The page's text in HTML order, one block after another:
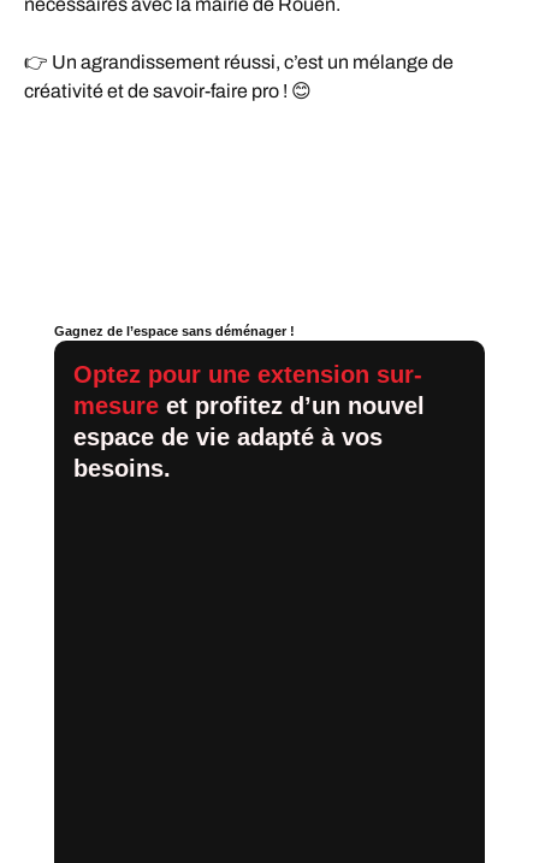
👉 Un agrandissement réussi, c’est un mélange de
créativité et de savoir-faire pro ! 😊
Gagnez de l’espace sans déménager !
Optez pour une extension sur-
mesure et profitez d’un nouvel
espace de vie adapté à vos
besoins.